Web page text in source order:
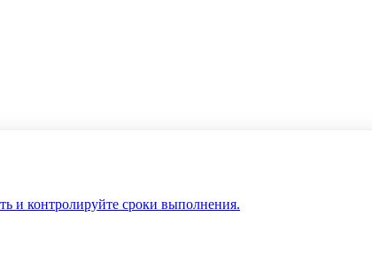
и контролируйте сроки выполнения.